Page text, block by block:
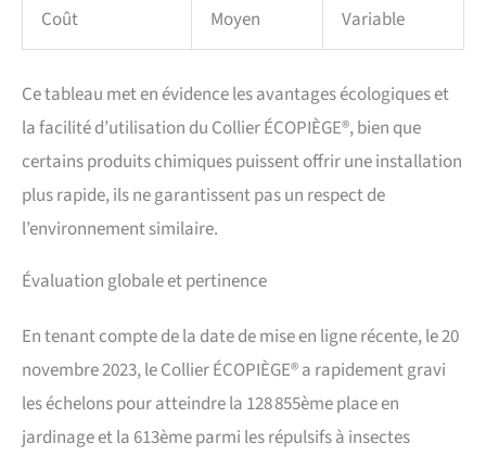
Coût Moyen Variable
Ce tableau met en évidence les avantages écologiques et
la facilité d’utilisation du Collier ÉCOPIÈGE®, bien que
certains produits chimiques puissent offrir une installation
plus rapide, ils ne garantissent pas un respect de
l’environnement similaire.
Évaluation globale et pertinence
En tenant compte de la date de mise en ligne récente, le 20
novembre 2023, le Collier ÉCOPIÈGE® a rapidement gravi
les échelons pour atteindre la 128 855ème place en
jardinage et la 613ème parmi les répulsifs à insectes